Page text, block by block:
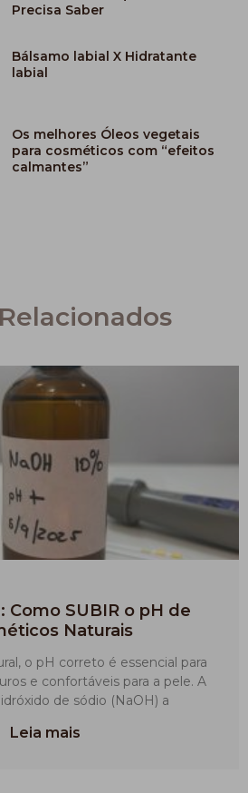
Precisa Saber
Bálsamo labial X Hidratante
labial
Os melhores Óleos vegetais
para cosméticos com “efeitos
calmantes”
Como SUBIR o pH de
Naturais
o pH correto é essencial para
e confortáveis para a pele. A
de sódio (NaOH) a
Leia mais